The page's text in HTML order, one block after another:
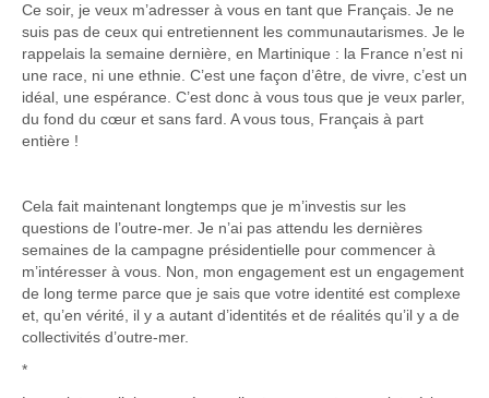
Ce soir, je veux m’adresser à vous en tant que Français. Je ne
suis pas de ceux qui entretiennent les communautarismes. Je le
rappelais la semaine dernière, en Martinique : la France n’est ni
une race, ni une ethnie. C’est une façon d’être, de vivre, c’est un
idéal, une espérance. C’est donc à vous tous que je veux parler,
du fond du cœur et sans fard. A vous tous, Français à part
entière !
Cela fait maintenant longtemps que je m’investis sur les
questions de l’outre-mer. Je n’ai pas attendu les dernières
semaines de la campagne présidentielle pour commencer à
m’intéresser à vous. Non, mon engagement est un engagement
de long terme parce que je sais que votre identité est complexe
et, qu’en vérité, il y a autant d’identités et de réalités qu’il y a de
collectivités d’outre-mer.
*